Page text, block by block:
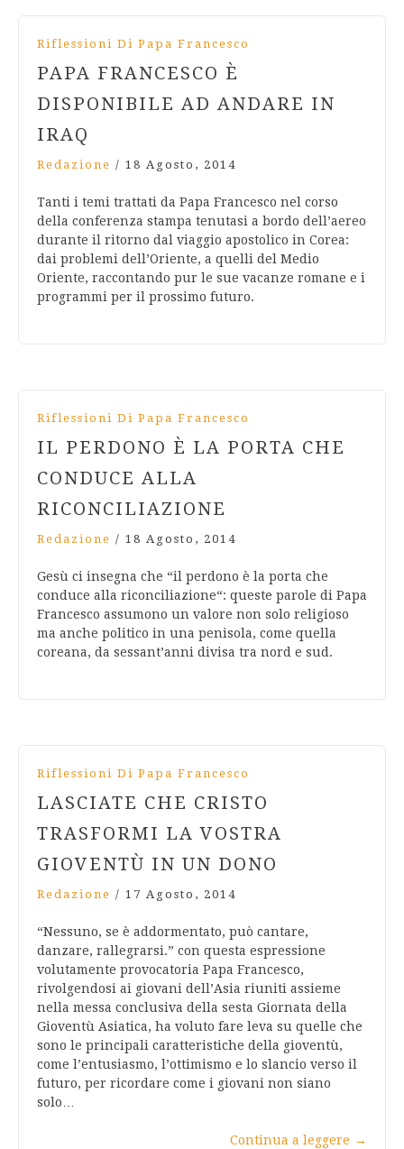
Riflessioni Di Papa Francesco
PAPA FRANCESCO È
DISPONIBILE AD ANDARE IN
IRAQ
Redazione / 18 Agosto, 2014
Tanti i temi trattati da Papa Francesco nel corso
della conferenza stampa tenutasi a bordo dell’aereo
durante il ritorno dal viaggio apostolico in Corea:
dai problemi dell’Oriente, a quelli del Medio
Oriente, raccontando pur le sue vacanze romane e i
programmi per il prossimo futuro.
Riflessioni Di Papa Francesco
IL PERDONO È LA PORTA CHE
CONDUCE ALLA
RICONCILIAZIONE
Redazione / 18 Agosto, 2014
Gesù ci insegna che “il perdono è la porta che
conduce alla riconciliazione“: queste parole di Papa
Francesco assumono un valore non solo religioso
ma anche politico in una penisola, come quella
coreana, da sessant’anni divisa tra nord e sud.
Riflessioni Di Papa Francesco
LASCIATE CHE CRISTO
TRASFORMI LA VOSTRA
GIOVENTÙ IN UN DONO
Redazione / 17 Agosto, 2014
“Nessuno, se è addormentato, può cantare,
danzare, rallegrarsi.” con questa espressione
volutamente provocatoria Papa Francesco,
rivolgendosi ai giovani dell’Asia riuniti assieme
nella messa conclusiva della sesta Giornata della
Gioventù Asiatica, ha voluto fare leva su quelle che
sono le principali caratteristiche della gioventù,
come l’entusiasmo, l’ottimismo e lo slancio verso il
futuro, per ricordare come i giovani non siano
solo…
Continua a leggere →